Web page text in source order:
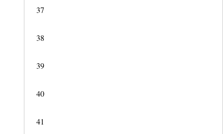
37
38
39
40
41